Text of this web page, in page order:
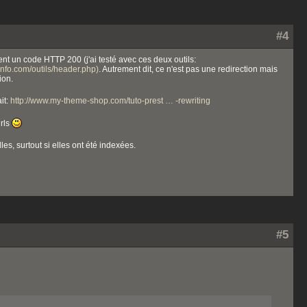
#4
un code HTTP 200 (j'ai testé avec ces deux outils:
outils/header.php) . Autrement dit, ce n'est pas une redirection mais
http://www.my-theme-shop.com/tuto-prest … -rewriting
surtout si elles ont été indexées.
#5